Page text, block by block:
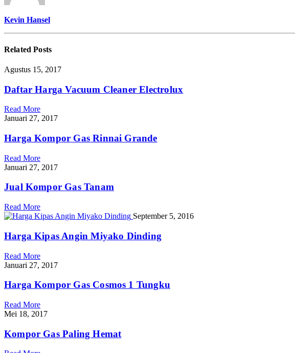
Kevin Hansel
RelatedPosts
Agustus 15, 2017
Daftar Harga Vacuum Cleaner Electrolux
Read More
Januari 27, 2017
Harga Kompor Gas Rinnai Grande
Read More
Januari 27, 2017
Jual Kompor Gas Tanam
Read More
September 5, 2016
Harga Kipas Angin Miyako Dinding
Read More
Januari 27, 2017
Harga Kompor Gas Cosmos 1 Tungku
Read More
Mei 18, 2017
Kompor Gas Paling Hemat